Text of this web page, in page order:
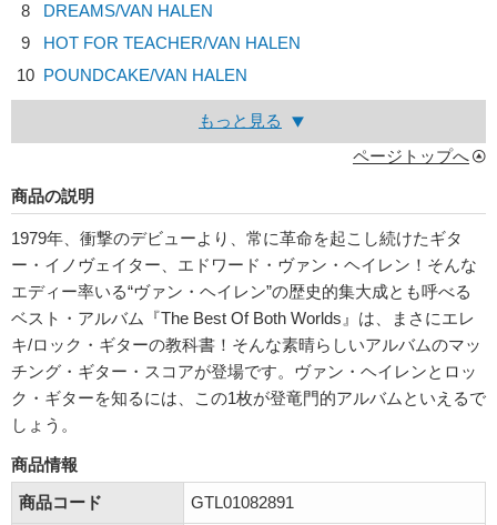
8
DREAMS/VAN HALEN
9
HOT FOR TEACHER/VAN HALEN
10 POUNDCAKE/VAN HALEN
もっと見る
ページトップへ
商品の説明
1979年、衝撃のデビューより、常に革命を起こし続けたギタ
ー・イノヴェイター、エドワード・ヴァン・ヘイレン！そんな
エディー率いる“ヴァン・ヘイレン”の歴史的集大成とも呼べる
ベスト・アルバム『The Best Of Both Worlds』は、まさにエレ
キ/ロック・ギターの教科書！そんな素晴らしいアルバムのマッ
チング・ギター・スコアが登場です。ヴァン・ヘイレンとロッ
ク・ギターを知るには、この1枚が登竜門的アルバムといえるで
しょう。
商品情報
商品コード
GTL01082891